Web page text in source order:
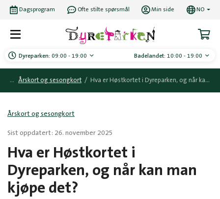
Dyreparken: 09:00 - 19:00 Badelandet: 10:00 - 19:00
Dagsprogram Ofte stilte spørsmål Min side NO
Årskort og sesongkort / Hva er Høstkortet i Dyreparken, og når kan man kjøpe det?
Årskort og sesongkort
Sist oppdatert: 26. november 2025
Hva er Høstkortet i
Dyreparken, og når kan man
kjøpe det?